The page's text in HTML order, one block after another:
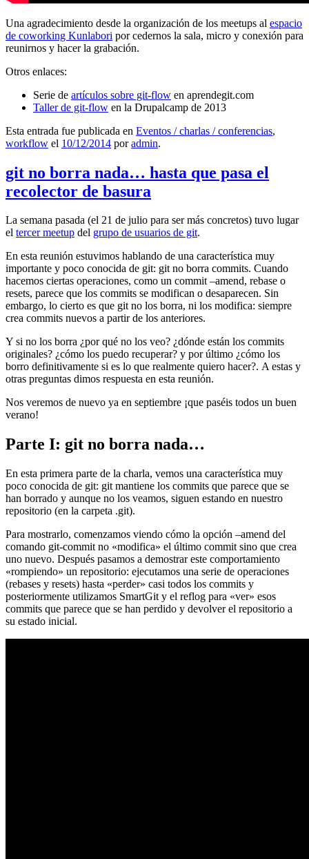
Una agradecimiento desde la organización de los meetups al espacio
de coworking Kunlabori por cedernos la sala, micro y conexión para
reunirnos y hacer la grabación.
Otros enlaces:
Serie de artículos sobre git-flow en aprendegit.com
Taller de git-flow en la Drupalcamp de 2013
Esta entrada fue publicada en Eventos / charlas / conferencias,
workflow el 10/12/2014 poradmin.
git no borra nada… hasta que pasa el
recolector de basura
La semana pasada (el 21 de julio para ser más concretos) tuvo lugar
el tercer meetup del grupo de usuarios de git.
En esta reunión estuvimos hablando de una característica muy
importante y poco conocida de git: git no borra commits. Cuando
hacemos ciertas operaciones, como un commit –amend, rebase o
resets, parece que los commits se modifican o desaparecen. Sin
embargo, lo cierto es que git no los borra, ni los modifica: siempre
crea commits nuevos a partir de los anteriores.
Y si no los borra ¿por qué no los veo? ¿dónde están los commits
originales? ¿cómo los puedo recuperar? y por último ¿cómo los
borro definitivamente si es lo que realmente quiero hacer?. A estas y
otras preguntas dimos respuesta en esta reunión.
Nos veremos de nuevo ya en septiembre ¡que paséis todos un buen
verano!
Parte I: git no borra nada…
En esta primera parte de la charla, vemos una característica muy
poco conocida de git: git mantiene los commits que parece que se
han borrado y aunque no los veamos, siguen estando en nuestro
repositorio (en la carpeta .git).
Para mostrarlo, comenzamos viendo cómo la opción –amend del
comando git-commit no «modifica» el último commit sino que crea
uno nuevo. Después pasamos a demostrar este comportamiento
«rompiendo» un repositorio: ejecutamos una serie de operaciones
(rebases y resets) hasta «perder» casi todos los commits y
posteriormente utilizamos SmartGit y el reflog para «ver» esos
commits que parece que se han perdido y devolver el repositorio a
su estado inicial.